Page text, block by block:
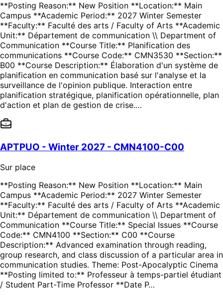
**Posting Reason:** New Position **Location:** Main
Campus **Academic Period:** 2027 Winter Semester
**Faculty:** Faculté des arts / Faculty of Arts **Academic
Unit:** Département de communication \\ Department of
Communication **Course Title:** Planification des
communications **Course Code:** CMN3530 **Section:**
B00 **Course Description:** Élaboration d'un système de
planification en communication basé sur l'analyse et la
surveillance de l'opinion publique. Interaction entre
planification stratégique, planification opérationnelle, plan
d'action et plan de gestion de crise.…
APTPUO - Winter 2027 - CMN4100-C00
Sur place
**Posting Reason:** New Position **Location:** Main
Campus **Academic Period:** 2027 Winter Semester
**Faculty:** Faculté des arts / Faculty of Arts **Academic
Unit:** Département de communication \\ Department of
Communication **Course Title:** Special Issues **Course
Code:** CMN4100 **Section:** C00 **Course
Description:** Advanced examination through reading,
group research, and class discussion of a particular area in
communication studies. Theme: Post-Apocalyptic Cinema
**Posting limited to:** Professeur à temps-partiel étudiant
/ Student Part-Time Professor **Date P…